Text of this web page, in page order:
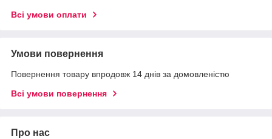
Всі умови оплати
Умови повернення
Повернення товару впродовж 14 днів за домовленістю
Всі умови повернення
Про нас